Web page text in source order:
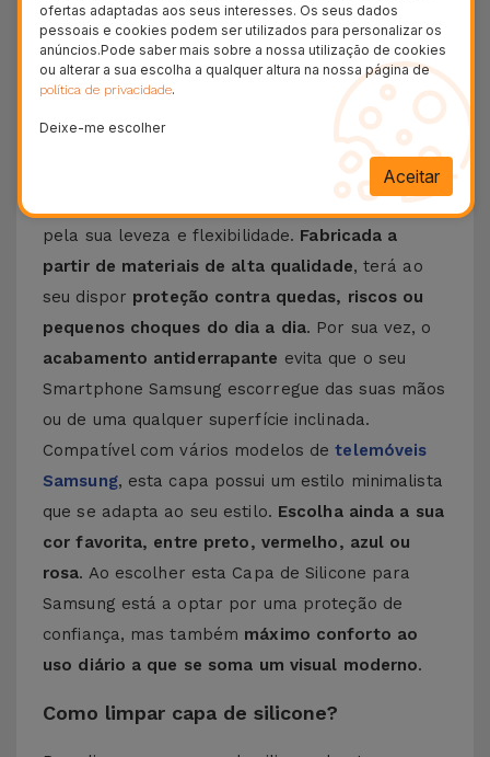
ao seu telemóvel a que se junta um toque suave
sem descurar o design icónico e funcionalidades
do seu telemóvel da Samsung.
Descubra as vantagens de uma Capa de
destaca-se
pela sua leveza e flexibilidade. Fabricada a
partir de materiais de alta qualidade, terá ao
seu dispor proteção contra quedas, riscos ou
pequenos choques do dia a dia. Por sua vez, o
acabamento antiderrapante evita que o seu
Smartphone Samsung escorregue das suas mãos
ou de uma qualquer superfície inclinada.
Compatível com vários modelos detelemóveis
Samsung, esta capa possui um estilo minimalista
que se adapta ao seu estilo. Escolha ainda a sua
cor favorita, entre preto, vermelho, azul ou
rosa. Ao escolher esta Capa de Silicone para
Samsung está a optar por uma proteção de
confiança, mas também máximo conforto ao
uso diário a que se soma um visual moderno.
Como limpar capa de silicone?
ofertas adaptadas aos seus interesses. Os seus dados
pessoais e cookies podem ser utilizados para personalizar os
anúncios.Pode saber mais sobre a nossa utilização de cookies
ou alterar a sua escolha a qualquer altura na nossa página de
política de privacidade.
Deixe-me escolher
Aceitar